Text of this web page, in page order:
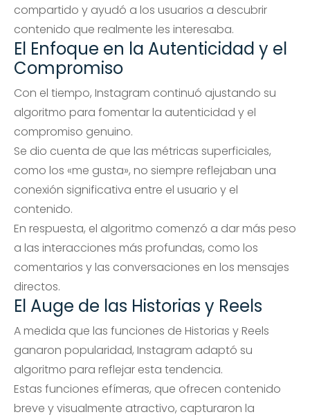
compartido y ayudó a los usuarios a descubrir
contenido que realmente les interesaba.
El Enfoque en la Autenticidad y el
Compromiso
Con el tiempo, Instagram continuó ajustando su
algoritmo para fomentar la autenticidad y el
compromiso genuino.
Se dio cuenta de que las métricas superficiales,
como los «me gusta», no siempre reflejaban una
conexión significativa entre el usuario y el
contenido.
En respuesta, el algoritmo comenzó a dar más peso
a las interacciones más profundas, como los
comentarios y las conversaciones en los mensajes
directos.
El Auge de las Historias y Reels
A medida que las funciones de Historias y Reels
ganaron popularidad, Instagram adaptó su
algoritmo para reflejar esta tendencia.
Estas funciones efímeras, que ofrecen contenido
breve y visualmente atractivo, capturaron la